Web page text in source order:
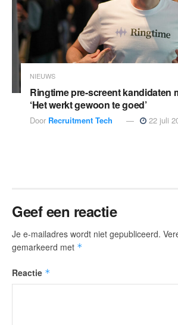
NIEUWS
Ringtime pre-screent kandidaten
‘Het werkt gewoon te goed’
Door Recruitment Tech 22 juli
Geef een reactie
Je e-mailadres wordt niet gepubliceerd.
gemarkeerd met *
Reactie *